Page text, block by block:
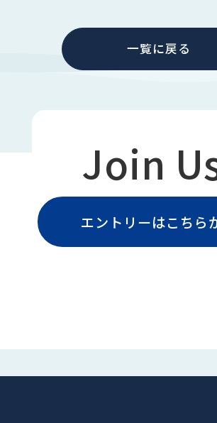
一覧に戻る
Join
エントリーはこちら